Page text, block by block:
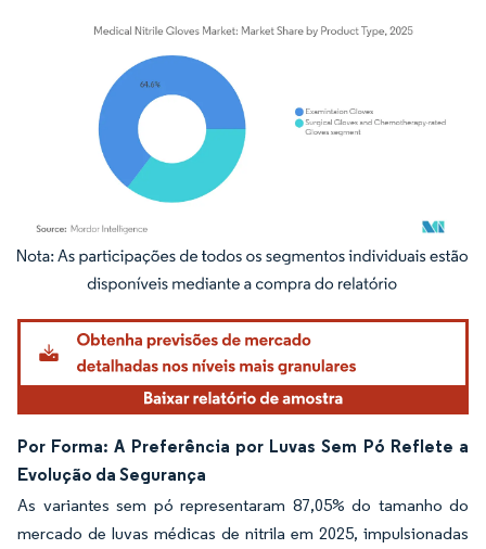
Imagem © Mordor Intelligence. O reuso requer atribuição conforme CC BY 4.0.
Por Forma: A Preferência por Luvas Sem Pó Reflete a
Evolução da Segurança
As variantes sem pó representaram 87,05% do tamanho do
mercado de luvas médicas de nitrila em 2025, impulsionadas